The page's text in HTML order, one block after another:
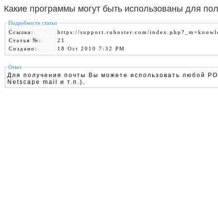
Какие программы могут быть использованы для
Подробности статьи
Ссылка:
https://support.ruhoster.com/
Cтатья №:
21
Создано:
18 Oct 2010 7:32 PM
Ответ
Для получения почты Вы можете использовать любой
Netscape mail и т.п.).